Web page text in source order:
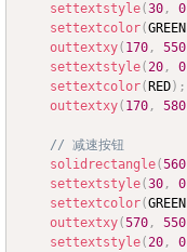
settextstyle(30 , 0
settextcolor(GREEN
outtextxy( 170 , 550
settextstyle(20 , 0
settextcolor( RED) ;
outtextxy( 170 , 580
// 减速按钮
solidrectangle(560
settextstyle(30 , 0
settextcolor(GREEN
outtextxy(570 , 550
settextstyle(20 , 0